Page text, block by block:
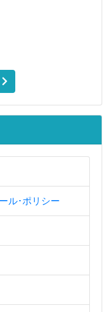
ル･ポリシー